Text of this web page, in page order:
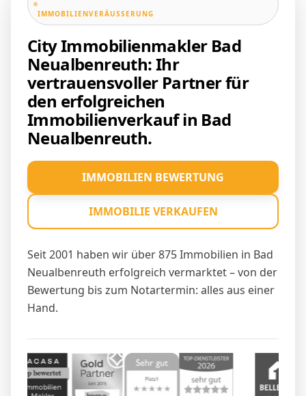
IMMOBILIENVERÄUSSERUNG
City Immobilienmakler Bad
Neualbenreuth: Ihr
vertrauensvoller Partner für
den erfolgreichen
Immobilienverkauf in Bad
Neualbenreuth.
Seit 2001 haben wir über 875 Immobilien in Bad
Neualbenreuth erfolgreich vermarktet – von der
Bewertung bis zum Notartermin: alles aus einer
Hand.
IMMOBILIEN BEWERTUNG
IMMOBILIE VERKAUFEN